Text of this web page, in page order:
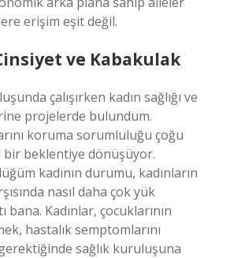
erişim eşit değil.
ve Kabakulak
çalışırken kadın sağlığı ve
projelerde bulundum.
koruma sorumluluğu çoğu
beklentiye dönüşüyor.
kadının durumu, kadınların
nasıl daha çok yük
bana. Kadınlar, çocuklarının
hastalık semptomlarını
sağlık kuruluşuna